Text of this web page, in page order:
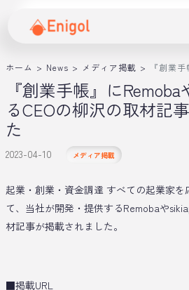
ホーム > News > メディア掲載 > 『創業
『創業手帳』に
るCEOの柳沢の取材記
た
2023-04-10 メディア掲載
起業・創業・資金調達 すべての起業家を
て、当社が開発・提供するRemobaや
材記事が掲載されました。
■掲載URL